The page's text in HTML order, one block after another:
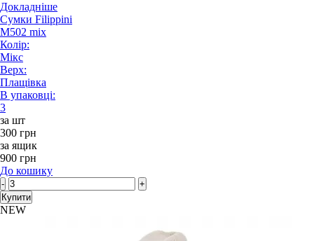
Докладніше
Сумки Filippini
M502 mix
Колір:
Мікс
Верх:
Плащівка
В упаковці:
3
за шт
300 грн
за ящик
900 грн
До кошику
-
+
Купити
NEW